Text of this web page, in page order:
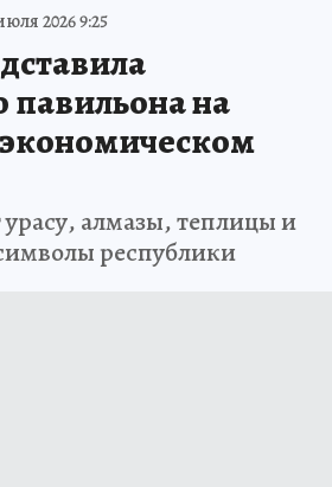
2026 9:25
на
алмазы, теплицы и
республики